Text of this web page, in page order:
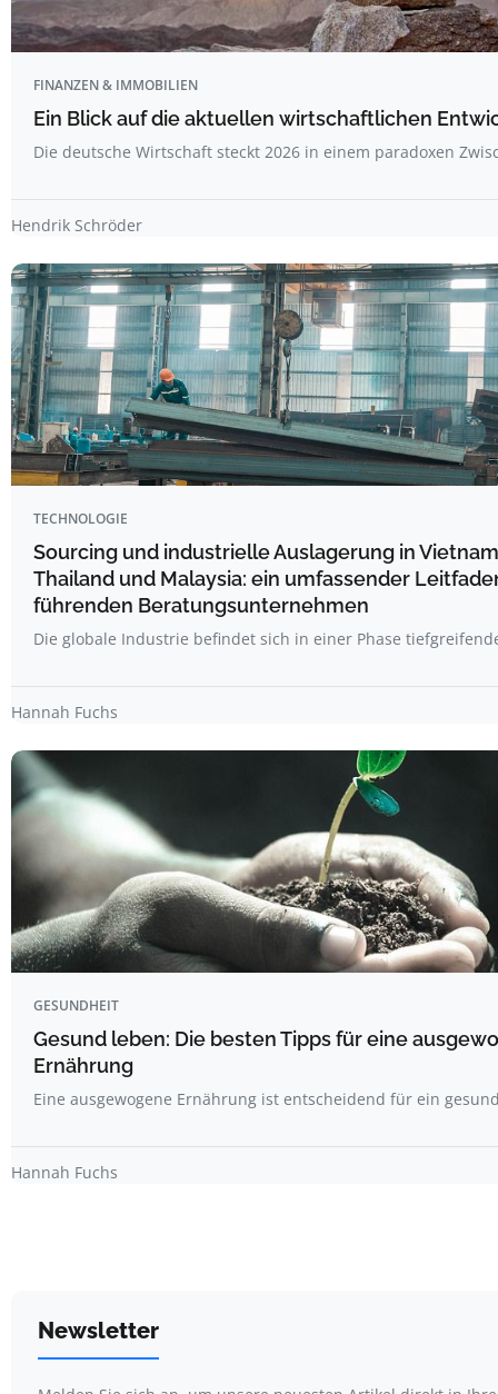
FINANZEN & IMMOBILIEN
Ein Blick auf die aktuellen wirtschaftlichen
Die deutsche Wirtschaft steckt 2026 in einem paradoxen
Hendrik Schröder
TECHNOLOGIE
Sourcing und industrielle Auslagerung in
Thailand und Malaysia: ein umfassender
führenden Beratungsunternehmen
Die globale Industrie befindet sich in einer Phase
Hannah Fuchs
GESUNDHEIT
Gesund leben: Die besten Tipps für eine
Ernährung
Eine ausgewogene Ernährung ist entscheidend für ein
Hannah Fuchs
Newsletter